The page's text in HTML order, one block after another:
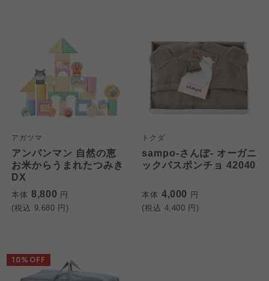
アガツマ
アンパンマン 自然の恵
お米からうまれたつみき
DX
本体 8,800 円
(税込 9,680 円)
トクダ
sampo-さんぽ- オーガニ
ックバスポンチョ 42040
本体 4,000 円
(税込 4,400 円)
10%OFF